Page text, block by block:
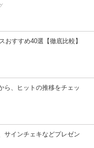
おすすめ40選【徹底比較】
ら、ヒットの推移をチェッ
サインチェキなどプレゼン